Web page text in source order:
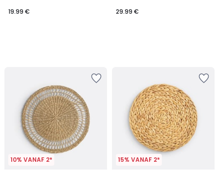
19.99 €
29.99 €
10% VANAF 2* 15% VANAF 2*